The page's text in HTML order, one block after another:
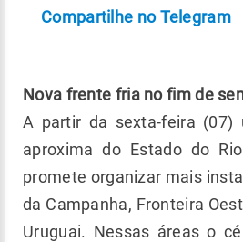
Compartilhe no Telegram
Nova frente fria no fim de
A partir da sexta-feira (07)
aproxima do Estado do
promete organizar mais
da Campanha, Fronteira
Uruguai. Nessas áreas o